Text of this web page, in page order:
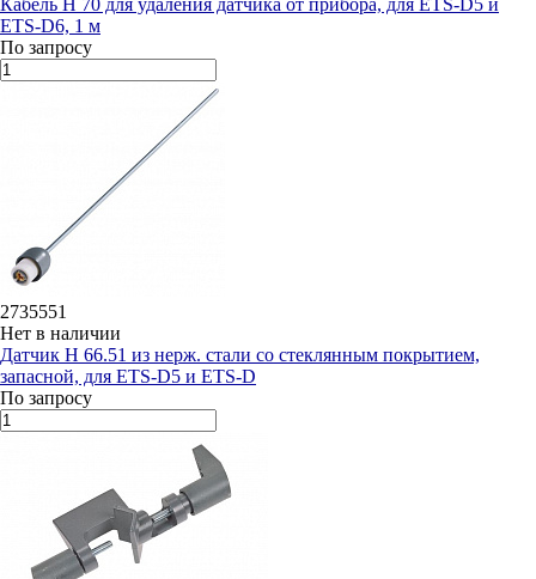
Кабель H 70 для удаления датчика от прибора, для ETS-D5 и
ETS-D6, 1 м
По запросу
2735551
Нет в наличии
Датчик H 66.51 из нерж. стали со стеклянным покрытием,
запасной, для ETS-D5 и ETS-D
По запросу